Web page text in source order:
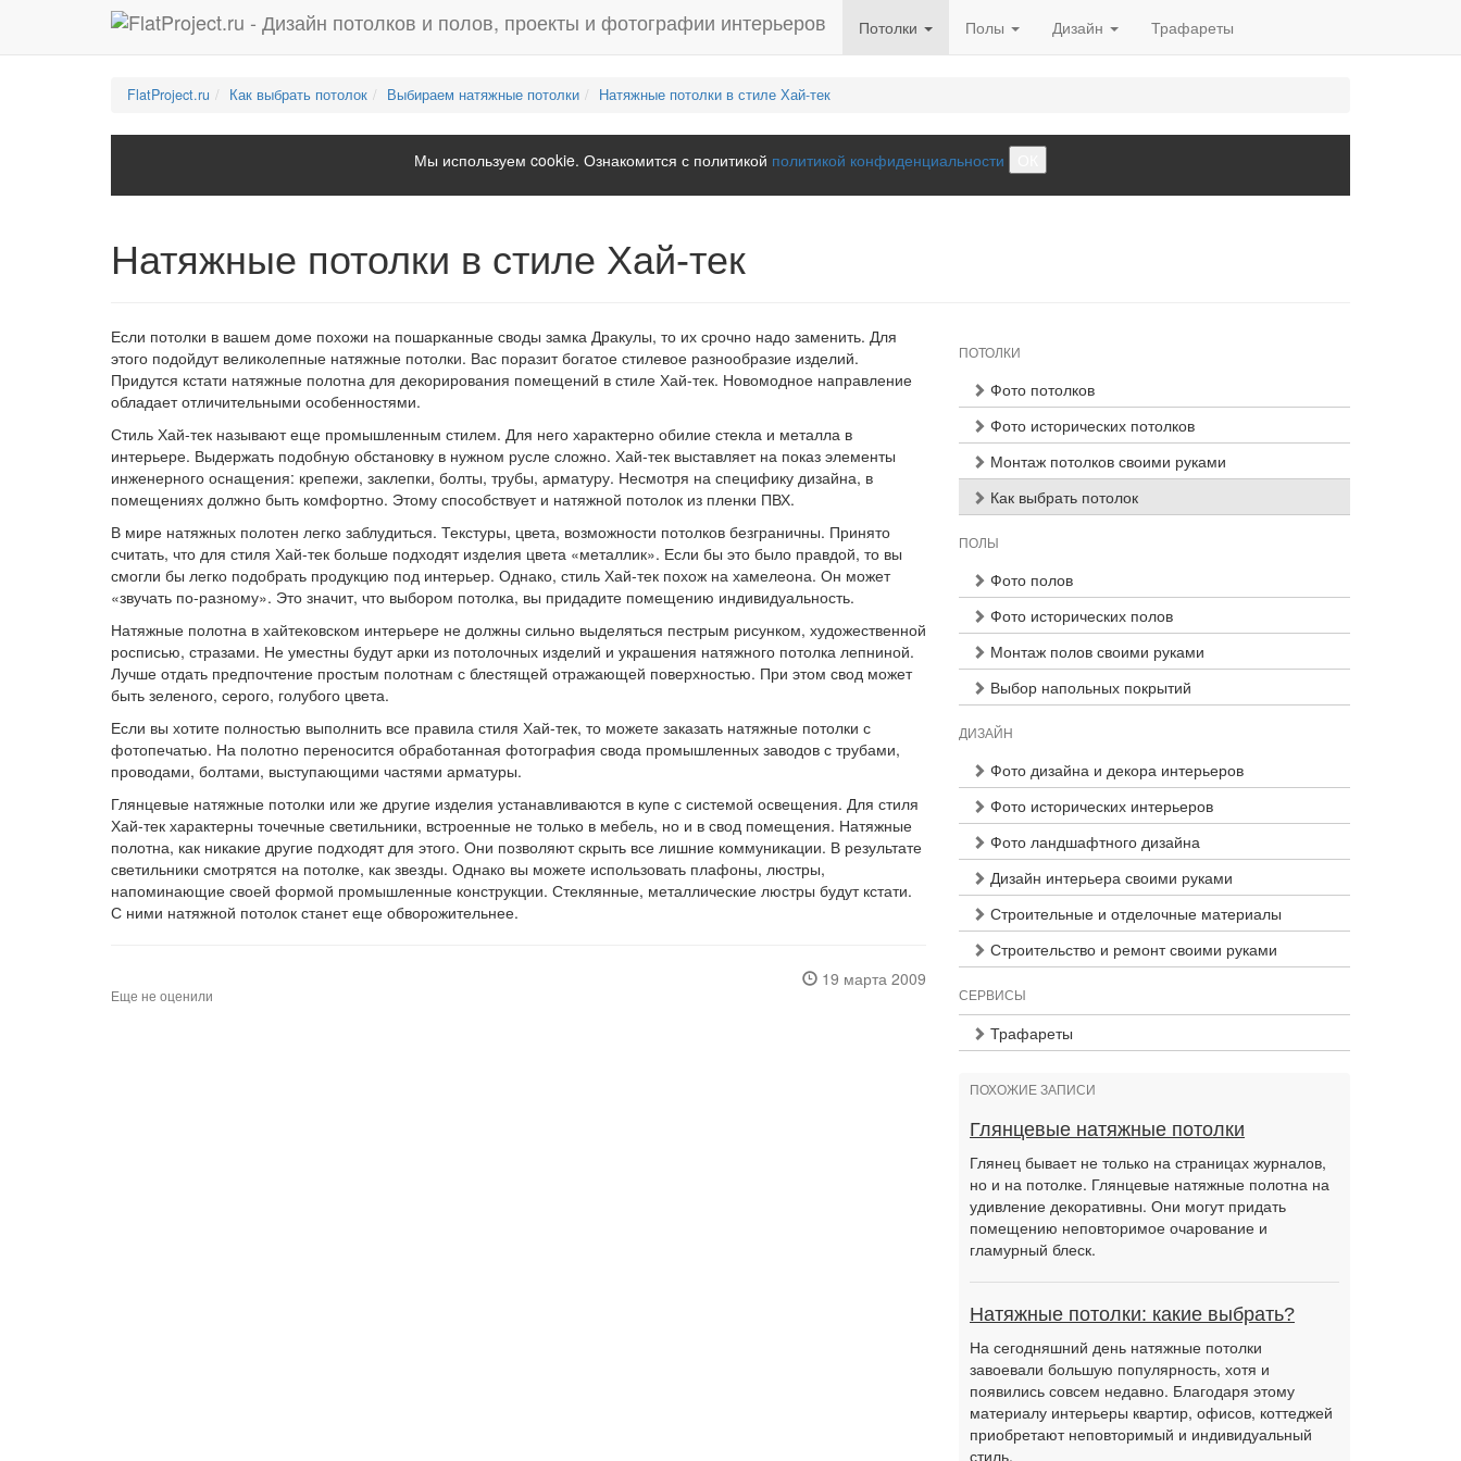
Потолки Полы Дизайн Трафареты
FlatProject.ru Как выбрать потолок Выбираем натяжные потолки Натяжные потолки в стиле Хай-тек
Мы используем cookie. Ознакомится с политикой политикой конфиденциальности
Натяжные потолки в стиле Хай-тек
Если потолки в вашем доме похожи на пошарканные своды замка Дракулы, то их срочно надо заменить. Для
этого подойдут великолепные натяжные потолки. Вас поразит богатое стилевое разнообразие изделий.
Придутся кстати натяжные полотна для декорирования помещений в стиле Хай-тек. Новомодное направление
обладает отличительными особенностями.
Стиль Хай-тек называют еще промышленным стилем. Для него характерно обилие стекла и металла в
интерьере. Выдержать подобную обстановку в нужном русле сложно. Хай-тек выставляет на показ элементы
инженерного оснащения: крепежи, заклепки, болты, трубы, арматуру. Несмотря на специфику дизайна, в
помещениях должно быть комфортно. Этому способствует и натяжной потолок из пленки ПВХ.
В мире натяжных полотен легко заблудиться. Текстуры, цвета, возможности потолков безграничны. Принято
считать, что для стиля Хай-тек больше подходят изделия цвета «металлик». Если бы это было правдой, то вы
смогли бы легко подобрать продукцию под интерьер. Однако, стиль Хай-тек похож на хамелеона. Он может
«звучать по-разному». Это значит, что выбором потолка, вы придадите помещению индивидуальность.
Натяжные полотна в хайтековском интерьере не должны сильно выделяться пестрым рисунком, художественной
росписью, стразами. Не уместны будут арки из потолочных изделий и украшения натяжного потолка лепниной.
Лучше отдать предпочтение простым полотнам с блестящей отражающей поверхностью. При этом свод может
быть зеленого, серого, голубого цвета.
Если вы хотите полностью выполнить все правила стиля Хай-тек, то можете заказать натяжные потолки с
фотопечатью. На полотно переносится обработанная фотография свода промышленных заводов с трубами,
проводами, болтами, выступающими частями арматуры.
Глянцевые натяжные потолки или же другие изделия устанавливаются в купе с системой освещения. Для стиля
Хай-тек характерны точечные светильники, встроенные не только в мебель, но и в свод помещения. Натяжные
полотна, как никакие другие подходят для этого. Они позволяют скрыть все лишние коммуникации. В результате
светильники смотрятся на потолке, как звезды. Однако вы можете использовать плафоны, люстры,
напоминающие своей формой промышленные конструкции. Стеклянные, металлические люстры будут кстати.
С ними натяжной потолок станет еще обворожительнее.
Еще не оценили
19 марта 2009
ПОТОЛКИ
Фото потолков
Фото исторических потолков
Монтаж потолков своими руками
Как выбрать потолок
ПОЛЫ
Фото полов
Фото исторических полов
Монтаж полов своими руками
Выбор напольных покрытий
ДИЗАЙН
Фото дизайна и декора интерьеров
Фото исторических интерьеров
Фото ландшафтного дизайна
Дизайн интерьера своими руками
Строительные и отделочные материалы
Строительство и ремонт своими руками
СЕРВИСЫ
Трафареты
ПОХОЖИЕ ЗАПИСИ
Глянцевые натяжные потолки
Глянец бывает не только на страницах журналов,
но и на потолке. Глянцевые натяжные полотна на
удивление декоративны. Они могут придать
помещению неповторимое очарование и
гламурный блеск.
Натяжные потолки: какие выбрать?
На сегодняшний день натяжные потолки
завоевали большую популярность, хотя и
появились совсем недавно. Благодаря этому
материалу интерьеры квартир, офисов, коттеджей
приобретают неповторимый и индивидуальный
стиль.